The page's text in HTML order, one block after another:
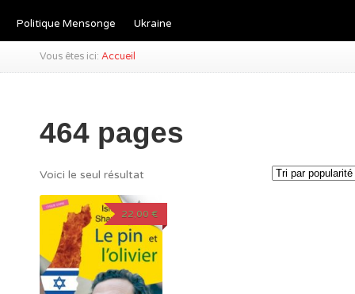
Politique Mensonge Ukraine
Vous êtes ici: Accueil
464 pages
Voici le seul résultat
22,00 €